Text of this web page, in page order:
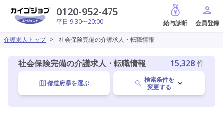
0120-952-475
平日 9:30〜20:00
給与診断
介護求人トップ > 社会保険完備の介護求人・転職情報
社会保険完備の介護求人・転職情報 15,328件
都道府県を選ぶ
検索条件を
変更する